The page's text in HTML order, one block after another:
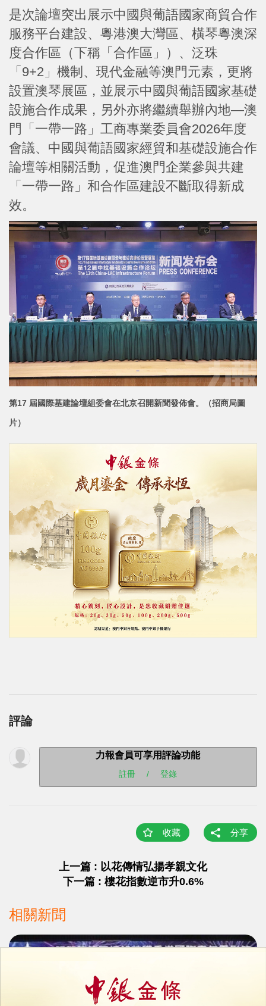
是次論壇突出展示中國與葡語國家商貿合作
服務平台建設、粵港澳大灣區、橫琴粵澳深
度合作區（下稱「合作區」）、泛珠
「9+2」機制、現代金融等澳門元素，更將
設置澳琴展區，並展示中國與葡語國家基礎
設施合作成果，另外亦將繼續舉辦內地—澳
門「一帶一路」工商專業委員會2026年度
會議、中國與葡語國家經貿和基礎設施合作
論壇等相關活動，促進澳門企業參與共建
「一帶一路」和合作區建設不斷取得新成
效。
第17 屆國際基建論壇組委會在北京召開新聞發佈會。（招商局圖
片）
評論
力報會員可享用評論功能
註冊 / 登錄
收藏 分享
上一篇 : 以花傳情弘揚孝親文化
下一篇 : 樓花指數逆市升0.6%
相關新聞